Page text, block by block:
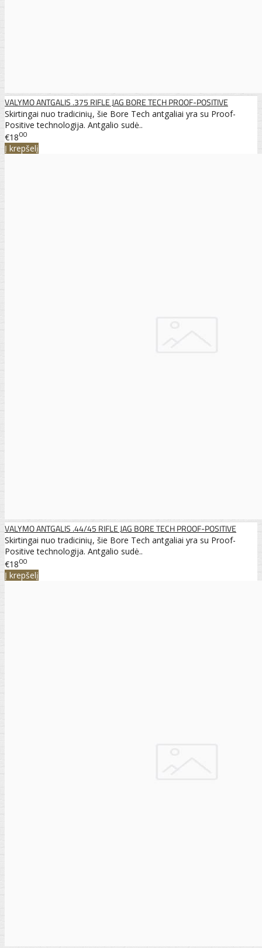
VALYMO ANTGALIS .375 RIFLE JAG BORE TECH PROOF-POSITIVE
Skirtingai nuo tradicinių, šie Bore Tech antgaliai yra su Proof-
Positive technologija. Antgalio sudė..
€1800
Į krepšelį
VALYMO ANTGALIS .44/45 RIFLE JAG BORE TECH PROOF-POSITIVE
Skirtingai nuo tradicinių, šie Bore Tech antgaliai yra su Proof-
Positive technologija. Antgalio sudė..
€1800
Į krepšelį